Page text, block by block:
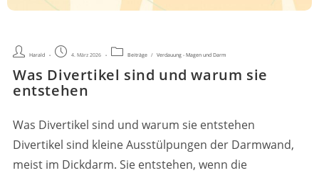
Was Divertikel sind und warum sie
entstehen
Beitrags-
Autor:
Harald
Beitrag
veröffentlicht:
4. März 2026
Beitrags-
Kategorie:
Beiträge / Verdauung - Magen und Darm
Was Divertikel sind und warum sie entstehen
Divertikel sind kleine Ausstülpungen der Darmwand,
meist im Dickdarm. Sie entstehen, wenn die